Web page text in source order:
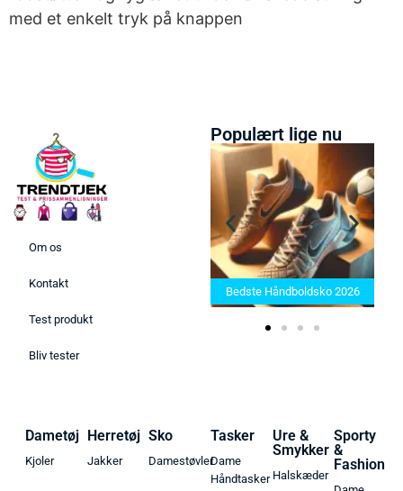
med et enkelt tryk på knappen
Om os
Kontakt
Test produkt
Bliv tester
Populært lige nu
Bedste Saunatæppe 2025 –
Find de bedste produkter her!
Bedste Håndboldsko 2026
Dametøj
Kjoler
Herretøj
Jakker
Sko
Damestøvler
Tasker
Dame
Håndtasker
Ure &
Smykker
Halskæder
Sporty
&
Fashion